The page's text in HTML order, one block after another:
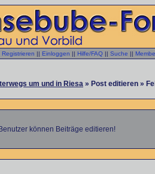
Registrieren || Einloggen || Hilfe/FAQ || Suche ||
um und in Riesa » Post editieren »
können Beiträge editieren!